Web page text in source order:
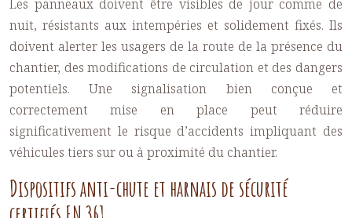
Les panneaux doivent être visibles de jour comme de
nuit, résistants aux intempéries et solidement fixés. Ils
doivent alerter les usagers de la route de la présence du
chantier, des modifications de circulation et des dangers
potentiels. Une signalisation bien conçue et
correctement mise en place peut réduire
significativement le risque d’accidents impliquant des
véhicules tiers sur ou à proximité du chantier.
Dispositifs anti-chute et harnais de sécurité